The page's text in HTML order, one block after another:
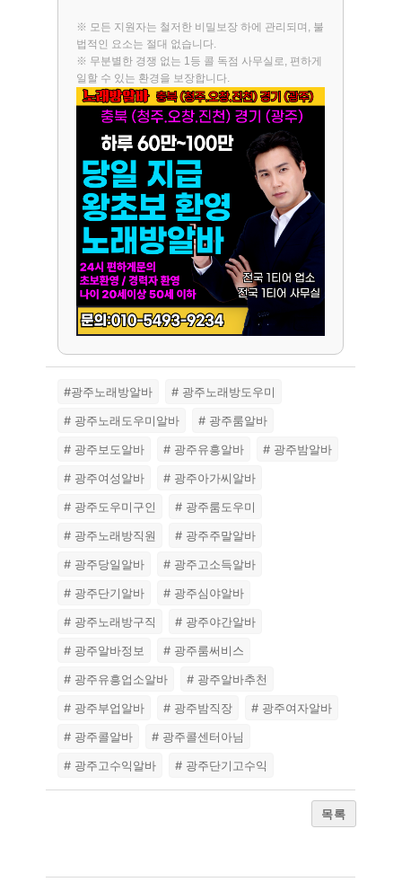
※ 모든 지원자는 철저한 비밀보장 하에 관리되며, 불
법적인 요소는 절대 없습니다.
※ 무분별한 경쟁 없는 1등 콜 독점 사무실로, 편하게
일할 수 있는 환경을 보장합니다.
#광주노래방알바
# 광주노래방도우미
# 광주노래도우미알바
# 광주룸알바
# 광주보도알바
# 광주유흥알바
# 광주밤알바
# 광주여성알바
# 광주아가씨알바
# 광주도우미구인
# 광주룸도우미
# 광주노래방직원
# 광주주말알바
# 광주당일알바
# 광주고소득알바
# 광주단기알바
# 광주심야알바
# 광주노래방구직
# 광주야간알바
# 광주알바정보
# 광주룸써비스
# 광주유흥업소알바
# 광주알바추천
# 광주부업알바
# 광주밤직장
# 광주여자알바
# 광주콜알바
# 광주콜센터아님
# 광주고수익알바
# 광주단기고수익
목록